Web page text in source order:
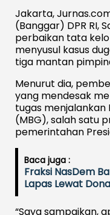
Jakarta,
(Banggar) DPR RI,
perbaikan tata
menyusul kasus
tiga mantan
Menurut dia,
yang mendesak
tugas menjalankan
(MBG), salah satu
pemerintahan
Baca juga :
Fraksi NasDem
Lapas Lewat
“Saya sampaikan,